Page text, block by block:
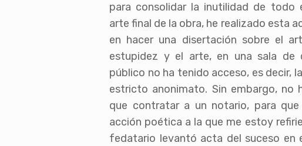
para consolidar la inutilidad de todo
arte final de la obra, he realizado esta
en hacer una disertación sobre el
estupidez y el arte, en una sala de
público no ha tenido acceso, es decir,
estricto anonimato. Sin embargo, no
que contratar a un notario, para
acción poética a la que me estoy
fedatario levantó acta del suceso en